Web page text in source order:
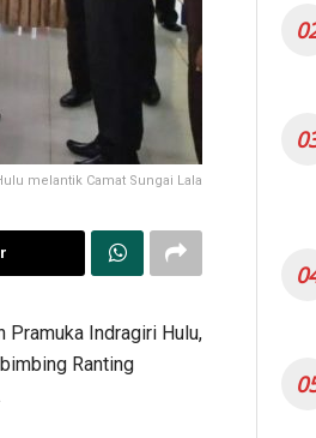
melantik Camat Sungai Lala
Pramuka Indragiri Hulu,
Ranting